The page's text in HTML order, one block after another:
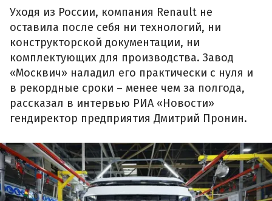
Уходя из России, компания Renault не
оставила после себя ни технологий, ни
конструкторской документации, ни
комплектующих для производства. Завод
«Москвич» наладил его практически с нуля и
в рекордные сроки – менее чем за полгода,
рассказал в интервью РИА «Новости»
гендиректор предприятия Дмитрий Пронин.